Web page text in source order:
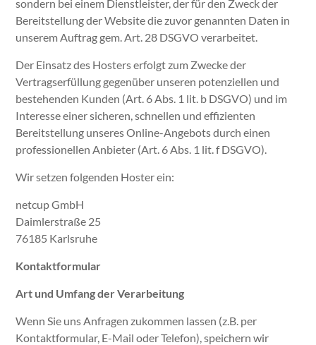
sondern bei einem Dienstleister, der für den Zweck der
Bereitstellung der Website die zuvor genannten Daten in
unserem Auftrag gem. Art. 28 DSGVO verarbeitet.
Der Einsatz des Hosters erfolgt zum Zwecke der
Vertragserfüllung gegenüber unseren potenziellen und
bestehenden Kunden (Art. 6 Abs. 1 lit. b DSGVO) und im
Interesse einer sicheren, schnellen und effizienten
Bereitstellung unseres Online-Angebots durch einen
professionellen Anbieter (Art. 6 Abs. 1 lit. f DSGVO).
Wir setzen folgenden Hoster ein:
netcup GmbH
Daimlerstraße 25
76185 Karlsruhe
Kontaktformular
Art und Umfang der Verarbeitung
Wenn Sie uns Anfragen zukommen lassen (z.B. per
Kontaktformular, E-Mail oder Telefon), speichern wir